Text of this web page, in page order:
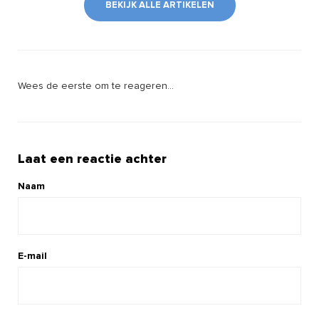
BEKIJK ALLE ARTIKELEN
Wees de eerste om te reageren...
Laat een reactie achter
Naam
E-mail